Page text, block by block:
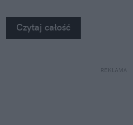
na własne oczy zobaczyć, jak
sobie z takimi uszkodzeniami.
Czytaj całość
REKLAMA